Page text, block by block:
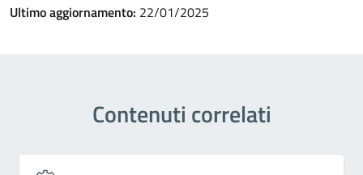
Ultimo aggiornamento: 22/01/2025
Contenuti correlati